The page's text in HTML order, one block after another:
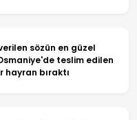
sözün en güzel
teslim edilen
hayran bıraktı